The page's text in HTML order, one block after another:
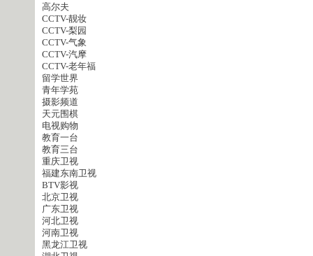
高尔夫
CCTV-靓妆
CCTV-梨园
CCTV-气象
CCTV-汽摩
CCTV-老年福
留学世界
青年学苑
摄影频道
天元围棋
电视购物
教育一台
教育三台
重庆卫视
福建东南卫视
BTV影视
北京卫视
广东卫视
河北卫视
河南卫视
黑龙江卫视